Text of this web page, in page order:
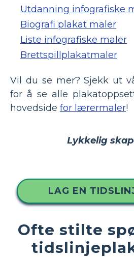
Utdanning infografiske
Biografi plakat maler
Liste infografiske maler
Brettspillplakatmaler
Vil du se mer? Sjekk ut
for å se alle
hovedside for lærermaler!
Lykkelig
LAG EN
Ofte stilte